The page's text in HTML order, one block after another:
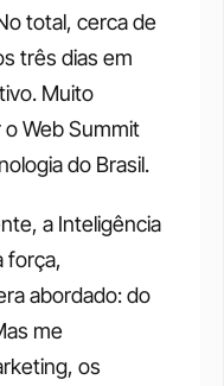
total, cerca de
três dias em
Muito
Web Summit
do Brasil.
a Inteligência
força,
abordado: do
me
os